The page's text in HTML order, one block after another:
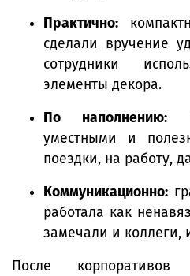
Практично:
сделали вручение
сотрудники
элементы декора.
По наполнению:
уместными и
поездки, на работу,
Коммуникационно:
работала как
замечали и коллеги,
После корпоративов